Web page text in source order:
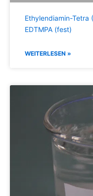
Ethylendiamin-Tetra
EDTMPA (fest)
WEITERLESEN »